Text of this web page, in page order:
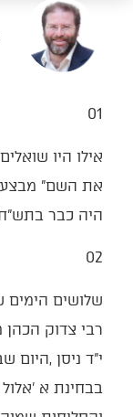
01‭ ‬
‬היה‭ ‬כבר‭ ‬בתש"ח‭)‬
02‭ ‬